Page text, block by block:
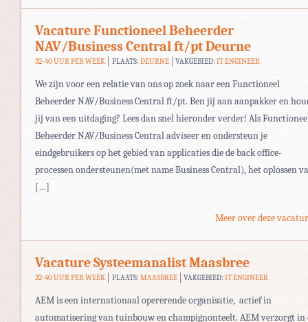
Vacature Functioneel Beheerder
NAV/Business Central ft/pt Deurne
32-40 UUR PER WEEK PLAATS: DEURNE VAKGEBIED:IT ENGINEER
We zijn voor een relatie van ons op zoek naar een Functioneel
Beheerder NAV/Business Central ft/pt. Ben jij aan aanpakker en
jij van een uitdaging? Lees dan snel hieronder verder! Als
Beheerder NAV/Business Central adviseer en ondersteun je
eindgebruikers op het gebied van applicaties die de back office-
processen ondersteunen(met name Business Central), het oplossen
[…]
Meer over deze
Vacature Systeemanalist Maasbree
32-40 UUR PER WEEK PLAATS: MAASBREE VAKGEBIED:IT ENGINEER
AEM is een internationaal opererende organisatie, actief in
automatisering van tuinbouw en champignonteelt. AEM verzorgt in